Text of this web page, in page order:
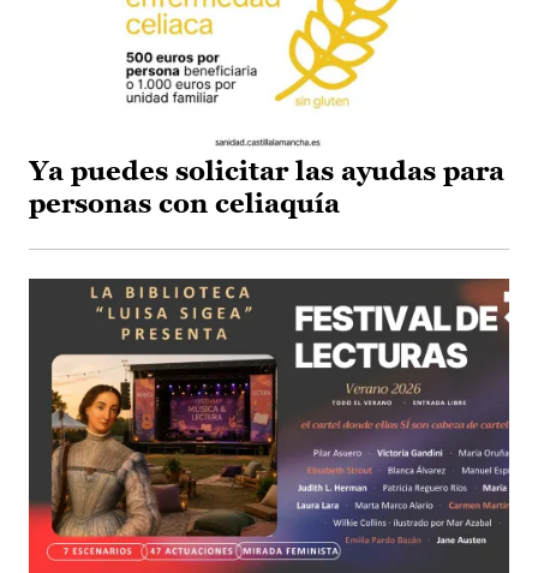
Ya puedes solicitar las ayudas para
personas con celiaquía